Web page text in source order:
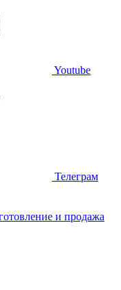
Youtube
Телеграм
и продажа